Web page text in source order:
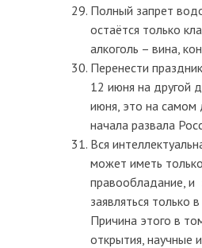
Полный запрет
остаётся только
алкоголь – вина,
Перенести
12 июня на другой
июня, это на самом
начала развала
Вся
может иметь
правообладание, и
заявляться только
Причина этого в
открытия, научные